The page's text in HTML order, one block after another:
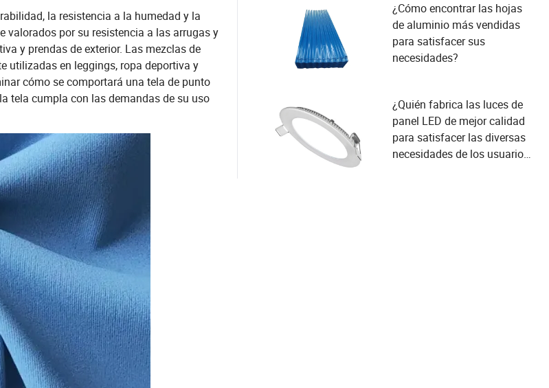
la resistencia a la humedad y la
valorados por su resistencia a las arrugas y
y prendas de exterior. Las mezclas de
utilizadas en leggings, ropa deportiva y
cómo se comportará una tela de punto
tela cumpla con las demandas de su uso
¿Cómo encontrar las hojas
de aluminio más vendidas
para satisfacer sus
necesidades?
¿Quién fabrica las luces de
panel LED de mejor calidad
para satisfacer las diversas
necesidades de los usuarios